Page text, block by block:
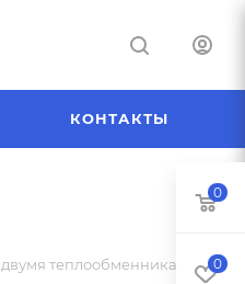
КОНТАКТЫ
теплообменниками
0
0